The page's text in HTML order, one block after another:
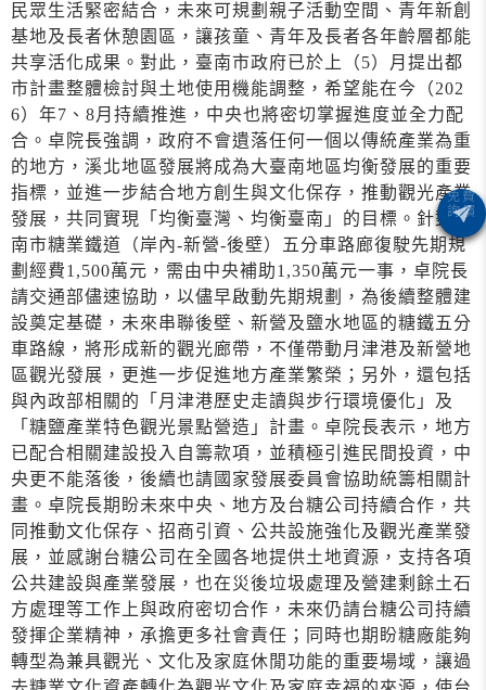
民眾生活緊密結合，未來可規劃親子活動空間、青年新創
基地及長者休憩園區，讓孩童、青年及長者各年齡層都能
共享活化成果。對此，臺南市政府已於上（5）月提出都
市計畫整體檢討與土地使用機能調整，希望能在今（202
6）年7、8月持續推進，中央也將密切掌握進度並全力配
合。卓院長強調，政府不會遺落任何一個以傳統產業為重
的地方，溪北地區發展將成為大臺南地區均衡發展的重要
指標，並進一步結合地方創生與文化保存，推動觀光產業
發展，共同實現「均衡臺灣、均衡臺南」的目標。針對臺
南市糖業鐵道（岸內-新營-後壁）五分車路廊復駛先期規
劃經費1,500萬元，需由中央補助1,350萬元一事，卓院長
請交通部儘速協助，以儘早啟動先期規劃，為後續整體建
設奠定基礎，未來串聯後壁、新營及鹽水地區的糖鐵五分
車路線，將形成新的觀光廊帶，不僅帶動月津港及新營地
區觀光發展，更進一步促進地方產業繁榮；另外，還包括
與內政部相關的「月津港歷史走讀與步行環境優化」及
「糖鹽產業特色觀光景點營造」計畫。卓院長表示，地方
已配合相關建設投入自籌款項，並積極引進民間投資，中
央更不能落後，後續也請國家發展委員會協助統籌相關計
畫。卓院長期盼未來中央、地方及台糖公司持續合作，共
同推動文化保存、招商引資、公共設施強化及觀光產業發
展，並感謝台糖公司在全國各地提供土地資源，支持各項
公共建設與產業發展，也在災後垃圾處理及營建剩餘土石
方處理等工作上與政府密切合作，未來仍請台糖公司持續
發揮企業精神，承擔更多社會責任；同時也期盼糖廠能夠
轉型為兼具觀光、文化及家庭休閒功能的重要場域，讓過